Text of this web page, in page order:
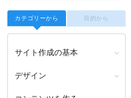
カテゴリーから 目的から
サイト作成の基本
デザイン